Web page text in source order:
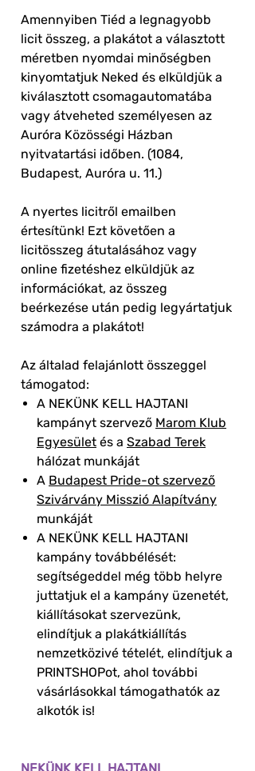
Amennyiben Tiéd a legnagyobb
licit összeg, a plakátot a választott
méretben nyomdai minőségben
kinyomtatjuk Neked és elküldjük a
kiválasztott csomagautomatába
vagy átveheted személyesen az
Auróra Közösségi Házban
nyitvatartási időben. (1084,
Budapest, Auróra u. 11.)
A nyertes licitről emailben
értesítünk! Ezt követően a
licitösszeg átutalásához vagy
online fizetéshez elküldjük az
információkat, az összeg
beérkezése után pedig legyártatjuk
számodra a plakátot!
Az általad felajánlott összeggel
támogatod:
A NEKÜNK KELL HAJTANI
kampányt szervező Marom Klub
Egyesület és a Szabad Terek
hálózat munkáját
A Budapest Pride-ot szervező
Szivárvány Misszió Alapítvány
munkáját
A NEKÜNK KELL HAJTANI
kampány továbbélését:
segítségeddel még több helyre
juttatjuk el a kampány üzenetét,
kiállításokat szervezünk,
elindítjuk a plakátkiállítás
nemzetközivé tételét, elindítjuk a
PRINTSHOPot, ahol további
vásárlásokkal támogathatók az
alkotók is!